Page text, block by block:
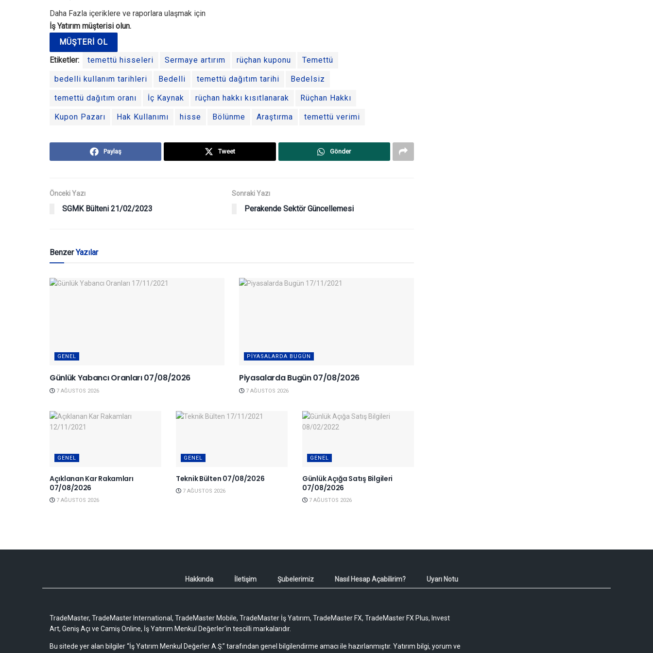
Daha Fazla içeriklere ve raporlara ulaşmak için
İş Yatırım müşterisi olun.
MÜŞTERI OL
Etiketler:
temettü hisseleri Sermaye artırım rüçhan kuponu Temettü
bedelli kullanım tarihleri Bedelli temettü dağıtım tarihi Bedelsiz
temettü dağıtım oranı İç Kaynak rüçhan hakkı kısıtlanarak Rüçhan Hakkı
Kupon Pazarı Hak Kullanımı hisse Bölünme Araştırma temettü verimi
Paylaş Tweet Gönder
Önceki Yazı
SGMK Bülteni 21/02/2023
Sonraki Yazı
Perakende Sektör Güncellemesi
BenzerYazılar
GENEL
Günlük Yabancı Oranları 07/08/2026
7 AĞUSTOS 2026
PIYASALARDA BUGÜN
Piyasalarda Bugün 07/08/2026
7 AĞUSTOS 2026
GENEL
Açıklanan Kar Rakamları
07/08/2026
7 AĞUSTOS 2026
GENEL
Teknik Bülten 07/08/2026
7 AĞUSTOS 2026
GENEL
Günlük Açığa Satış Bilgileri
07/08/2026
7 AĞUSTOS 2026
Hakkında İletişim Şubelerimiz Nasıl Hesap Açabilirim? Uyarı Notu
TradeMaster, TradeMaster International, TradeMaster Mobile, TradeMaster İş Yatırım, TradeMaster FX, TradeMaster FX Plus, Invest
Art, Geniş Açı ve Camiş Online, İş Yatırım Menkul Değerler'in tescilli markalarıdır.
Bu sitede yer alan bilgiler “İş Yatırım Menkul Değerler A.Ş.” tarafından genel bilgilendirme amacı ile hazırlanmıştır. Yatırım bilgi, yorum ve